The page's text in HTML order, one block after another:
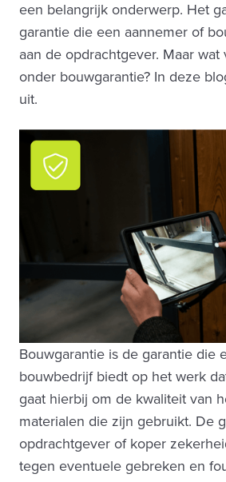
een belangrijk onderwerp. Het
garantie die een aannemer of
aan de opdrachtgever. Maar
onder bouwgarantie? In deze
uit.
Bouwgarantie is de garantie die
bouwbedrijf biedt op het werk
gaat hierbij om de kwaliteit van
materialen die zijn gebruikt. De
opdrachtgever of koper
tegen eventuele gebreken en